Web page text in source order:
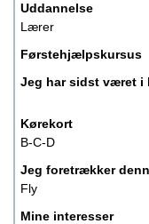
Uddannelse
Lærer
Førstehjælpskursus
Jeg har sidst været i
Kørekort
B-C-D
Jeg foretrækker
Fly
Mine interesser